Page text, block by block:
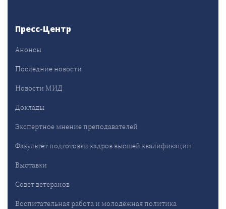
Пресс-Центр
Анонсы
Последние новости
Новости МИД
Доклады
Экспертное мнение преподавателей
Факультет подготовки кадров высшей квалификации
Выставки
Совет ветеранов
Воспитательная работа и молодёжная политика